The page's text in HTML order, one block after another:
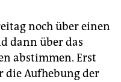
noch über einen
dann über das
abstimmen. Erst
die Aufhebung der